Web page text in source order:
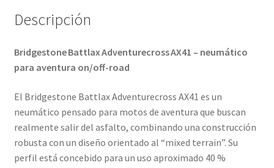
Descripción
Bridgestone Battlax Adventurecross AX41 – neumático
para aventura on/off-road
El Bridgestone Battlax Adventurecross AX41 es un
neumático pensado para motos de aventura que buscan
realmente salir del asfalto, combinando una construcción
robusta con un diseño orientado al “mixed terrain”. Su
perfil está concebido para un uso aproximado 40 %